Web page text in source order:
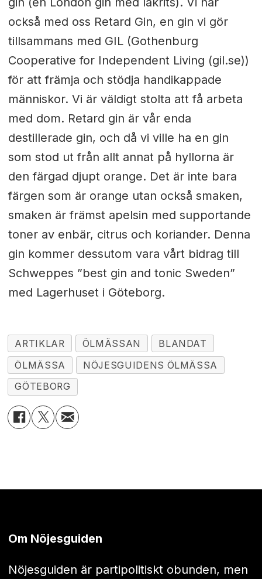
också med oss Retard Gin, en gin vi gör
tillsammans med GIL (Gothenburg
Cooperative for Independent Living (gil.se))
för att främja och stödja handikappade
människor. Vi är väldigt stolta att få arbeta
med dom. Retard gin är vår enda
destillerade gin, och då vi ville ha en gin
som stod ut från allt annat på hyllorna är
den färgad djupt orange. Det är inte bara
färgen som är orange utan också smaken,
smaken är främst apelsin med supportande
toner av enbär, citrus och koriander. Denna
gin kommer dessutom vara vårt bidrag till
Schweppes ”best gin and tonic Sweden”
med Lagerhuset i Göteborg.
ARTIKLAR ÖLMÄSSAN
BLANDAT
ÖLMÄSSA
NÖJESGUIDENS ÖLMÄSSA
GÖTEBORG
Om Nöjesguiden
Nöjesguiden är partipolitiskt obunden, men